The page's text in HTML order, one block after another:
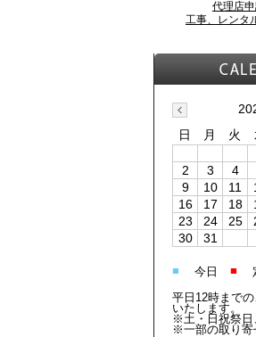
代理店
工事、レンタ
日
月 火
2
3 4
9
10 11
16
17 18
23
24 25
30
31
■ 今日 ■
平日12時まで
いたします。
※土・日祝祭日
※一部の取り寄